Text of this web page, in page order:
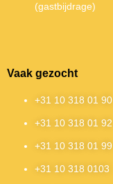
(gastbijdrage)
Vaak gezocht
+31 10 318 01 90
+31 10 318 01 92
+31 10 318 01 99
+31 10 318 0103